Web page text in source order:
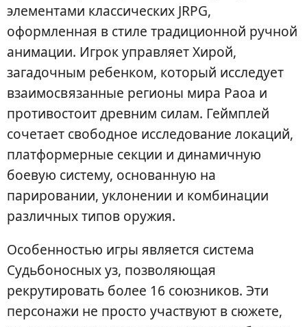
элементами классических JRPG,
оформленная в стиле традиционной ручной
анимации. Игрок управляет Хирой,
загадочным ребенком, который исследует
взаимосвязанные регионы мира Раоа и
противостоит древним силам. Геймплей
сочетает свободное исследование локаций,
платформерные секции и динамичную
боевую систему, основанную на
парировании, уклонении и комбинации
различных типов оружия.
Особенностью игры является система
Судьбоносных уз, позволяющая
рекрутировать более 16 союзников. Эти
персонажи не просто участвуют в сюжете,